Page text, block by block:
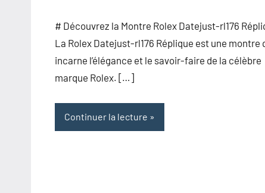
# Découvrez la Montre Rolex Datejust-rl176
La Rolex Datejust-rl176 Réplique est une montre
incarne l’élégance et le savoir-faire de la célèbre
marque Rolex. […]
Continuer la lecture